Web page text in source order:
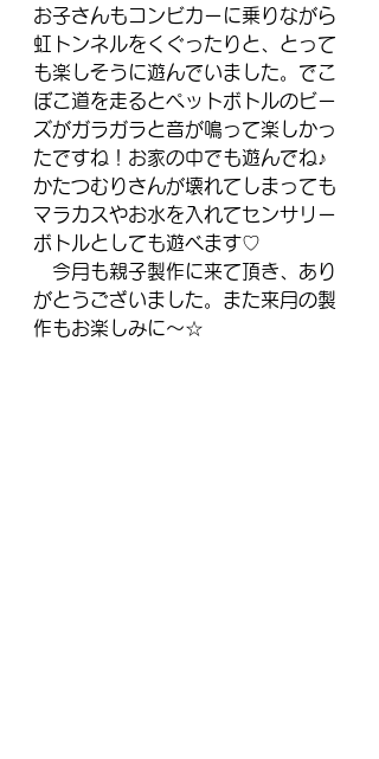
お子さんもコンビカーに乗りながら
虹トンネルをくぐったりと、とって
も楽しそうに遊んでいました。でこ
ぼこ道を走るとペットボトルのビー
ズがガラガラと音が鳴って楽しかっ
たですね！お家の中でも遊んでね♪
かたつむりさんが壊れてしまっても
マラカスやお水を入れてセンサリー
ボトルとしても遊べます♡
今月も親子製作に来て頂き、あり
がとうございました。また来月の製
作もお楽しみに～☆